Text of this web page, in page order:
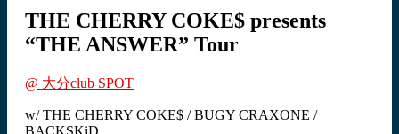
THE CHERRY COKE$ presents
“THE ANSWER” Tour
@ 大分club SPOT
w/ THE CHERRY COKE$ / BUGY CRAXONE /
BACKSKiD